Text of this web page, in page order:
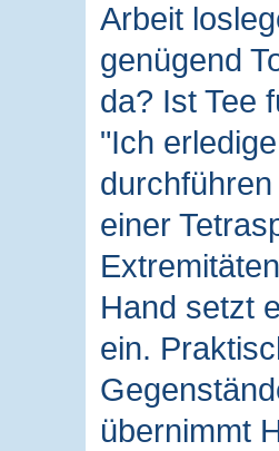
Arbeit
genügend
da? Ist Tee
"Ich
einer
Hand setzt
ein.
übernimmt